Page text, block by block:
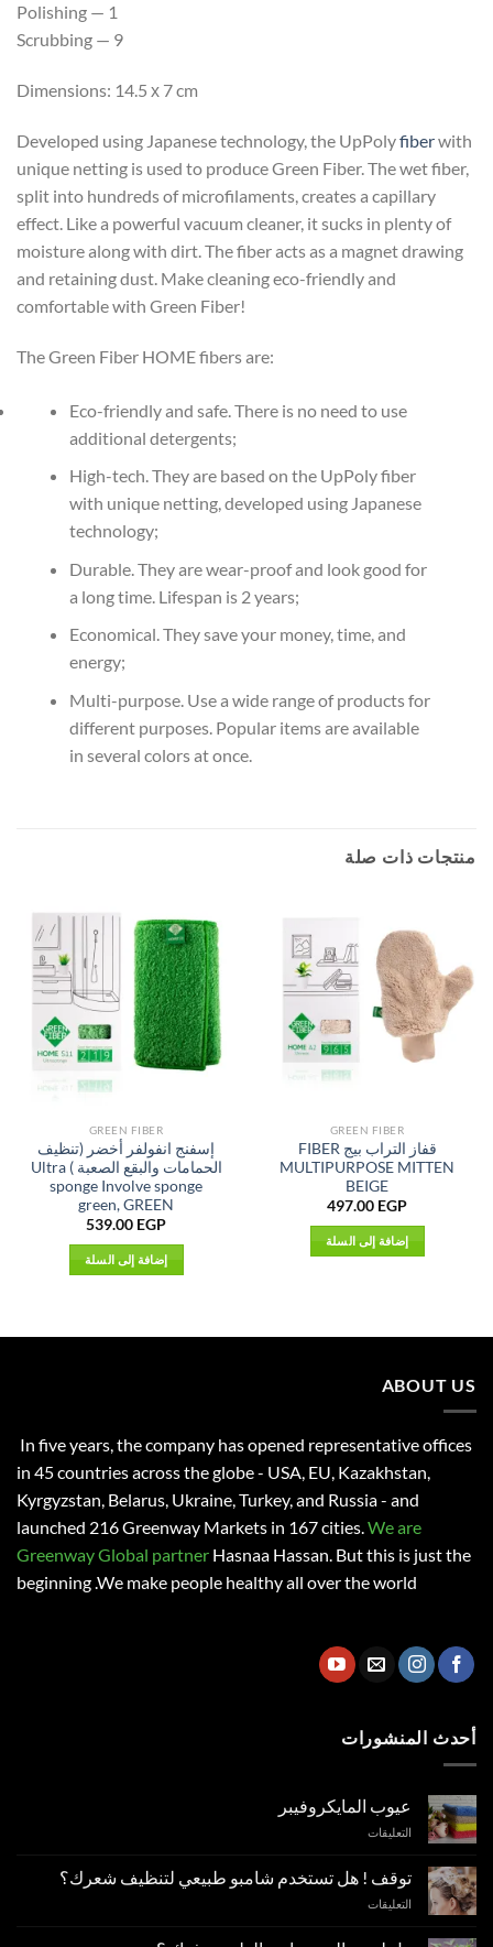
Polishing — 1
Scrubbing — 9
Dimensions: 14.5 х 7 cm
Developed using Japanese technology, the UpPolyfiberwith
unique netting is used to produce Green Fiber. The wet fiber,
split into hundreds of microfilaments, creates a capillary
effect. Like a powerful vacuum cleaner, it sucks in plenty of
moisture along with dirt. The fiber acts as a magnet drawing
and retaining dust. Make cleaning eco-friendly and
comfortable with Green Fiber!
The Green Fiber HOME fibers are:
Eco-friendly and safe. There is no need to use
additional detergents;
High-tech. They are based on the UpPoly fiber
with unique netting, developed using Japanese
technology;
Durable. They are wear-proof and look good for
a long time. Lifespan is 2 years;
Economical. They save your money, time, and
energy;
Multi-purpose. Use a wide range of products for
different purposes. Popular items are available
in several colors at once.
منتجات ذات صلة
GREEN FIBER
قفاز التراب بيج FIBER
MULTIPURPOSE MITTEN
BEIGE
497.00EGP
إضافة إلى السلة
GREEN FIBER
إسفنج انفولفر أخضر (تنظيف
الحمامات والبقع الصعبة ) Ultra
sponge Involve sponge
green, GREEN
539.00EGP
إضافة إلى السلة
ABOUT US
In five years, the company has opened representative offices
in 45 countries across the globe - USA, EU, Kazakhstan,
Kyrgyzstan, Belarus, Ukraine, Turkey, and Russia - and
launched 216 Greenway Markets in 167 cities.We are
Greenway Global partner Hasnaa Hassan . But this is just the
beginning .We make people healthy all over the world
أحدث المنشورات
عيوب المايكروفيبر
التعليقاتعلى
المايكروفيبر
مغلقة
توقف ! هل تستخدم شامبو طبيعي لتنظيف شعرك؟
التعليقاتعلى